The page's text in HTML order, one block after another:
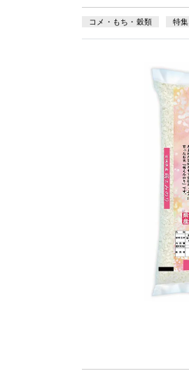
コメ・もち・穀類 特集